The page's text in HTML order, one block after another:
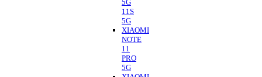
5G
11S
5G
XIAOMI
NOTE
11
PRO
5G